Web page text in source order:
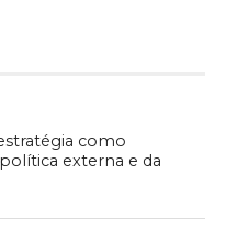
como
externa e da